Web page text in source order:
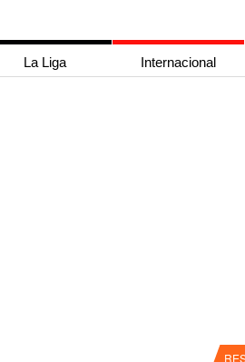
La Liga Internacional